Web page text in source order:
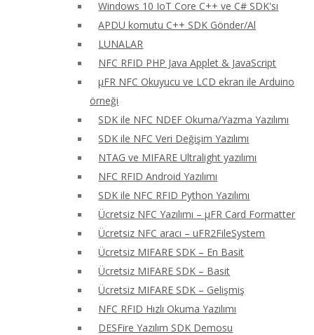
Windows 10 IoT Core C++ ve C# SDK'sı
APDU komutu C++ SDK Gönder/Al
LUNALAR
NFC RFID PHP Java Applet & JavaScript
μFR NFC Okuyucu ve LCD ekran ile Arduino
örneği
SDK ile NFC NDEF Okuma/Yazma Yazılımı
SDK ile NFC Veri Değişim Yazılımı
NTAG ve MIFARE Ultralight yazılımı
NFC RFID Android Yazılımı
SDK ile NFC RFID Python Yazılımı
Ücretsiz NFC Yazılımı – μFR Card Formatter
Ücretsiz NFC aracı – uFR2FileSystem
Ücretsiz MIFARE SDK – En Basit
Ücretsiz MIFARE SDK – Basit
Ücretsiz MIFARE SDK – Gelişmiş
NFC RFID Hızlı Okuma Yazılımı
DESFire Yazılım SDK Demosu